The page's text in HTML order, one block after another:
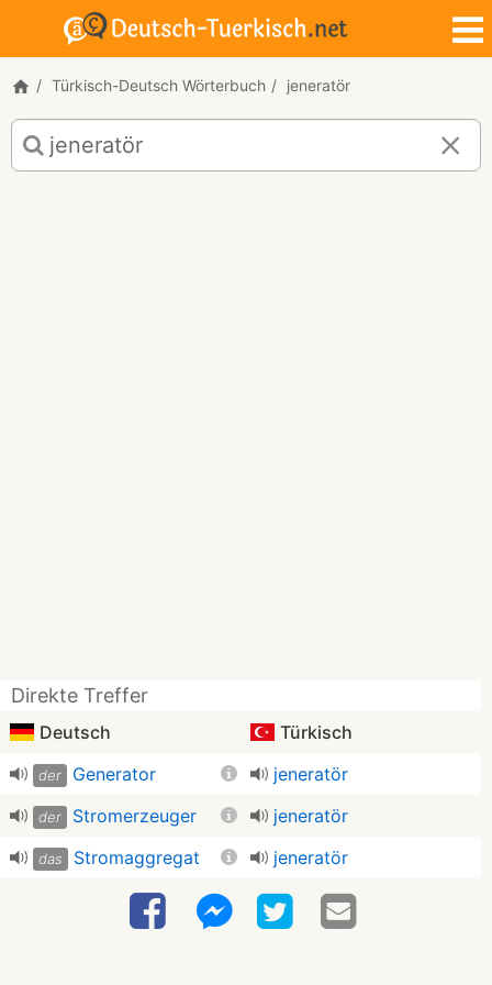
Türkisch-Deutsch Wörterbuch jeneratör
Türkisch-
Deutsch
Übersetzung
Direkte Treffer
Deutsch Türkisch
der Generator jeneratör
der Stromerzeuger jeneratör
das Stromaggregat jeneratör